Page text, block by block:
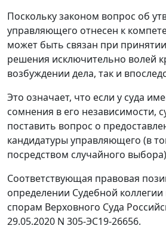
Поскольку законом вопрос об
управляющего отнесен к
может быть связан при
решения исключительно волей
возбуждении дела, так и
Это означает, что если у суда
сомнения в его независимости,
поставить вопрос о
кандидатуры управляющего (в
посредством случайного
Соответствующая правовая
определении Судебной
спорам Верховного Суда
29.05.2020 N 305-ЭС19-26656.